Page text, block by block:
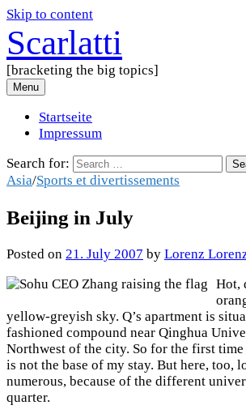
Skip to content
Scarlatti
[bracketing the big topics]
Menu
Startseite
Impressum
Search for:
Asia/Sports et divertissements
Beijing in July
Posted on 21. July 2007 by Lorenz
Hot,
yellow-greyish sky. Q’s apartment is
fashioned compound near Qinghua
Northwest of the city. So for the first
is not the base of my stay. But here, too,
numerous, because of the different
quarter.